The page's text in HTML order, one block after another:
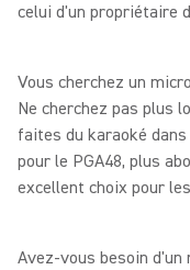
celui d'un propriétaire
Vous cherchez un
Ne cherchez pas plus
faites du karaoké
pour le PGA48, plus
excellent choix pour
Avez-vous besoin